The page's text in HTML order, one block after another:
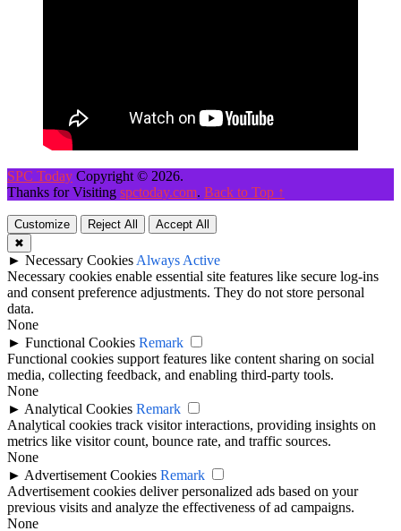
SPC Today Copyright © 2026.
Thanks for Visiting spctoday.com. Back to Top ↑
Customize Reject All
Accept All
✖
► Necessary Cookies Always Active
Necessary cookies enable essential site features like secure log-ins
and consent preference adjustments. They do not store personal
data.
None
► Functional Cookies Remark
Functional cookies support features like content sharing on social
media, collecting feedback, and enabling third-party tools.
None
► Analytical Cookies Remark
Analytical cookies track visitor interactions, providing insights on
metrics like visitor count, bounce rate, and traffic sources.
None
► Advertisement Cookies Remark
Advertisement cookies deliver personalized ads based on your
previous visits and analyze the effectiveness of ad campaigns.
None